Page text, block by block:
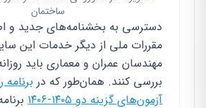
ساختمان
دسترسی به بخشنامه‌های جدید و
مقررات ملی از دیگر خدمات این
مهندسان عمران و معماری باید
بررسی کنند. همان‌طور که در برنامه
آزمون‌های گزینه دو ۱۴۰۵-۱۴۰۶